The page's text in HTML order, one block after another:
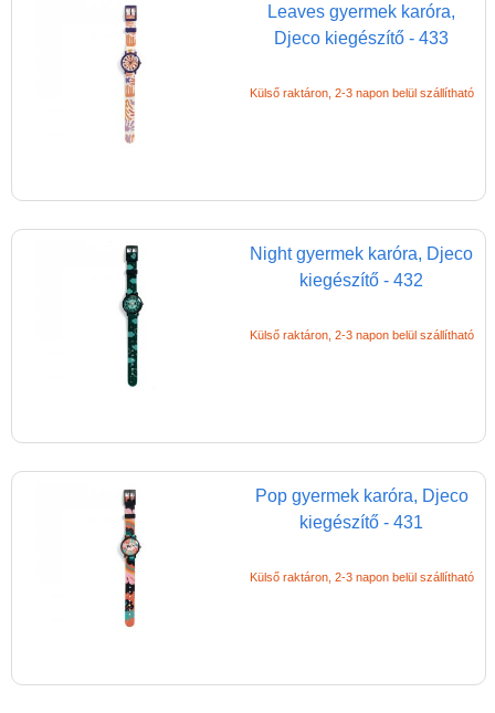
Leaves gyermek karóra,
Djeco kiegészítő - 433
Külső raktáron, 2-3 napon belül szállítható
Night gyermek karóra, Djeco
kiegészítő - 432
Külső raktáron, 2-3 napon belül szállítható
Pop gyermek karóra, Djeco
kiegészítő - 431
Külső raktáron, 2-3 napon belül szállítható